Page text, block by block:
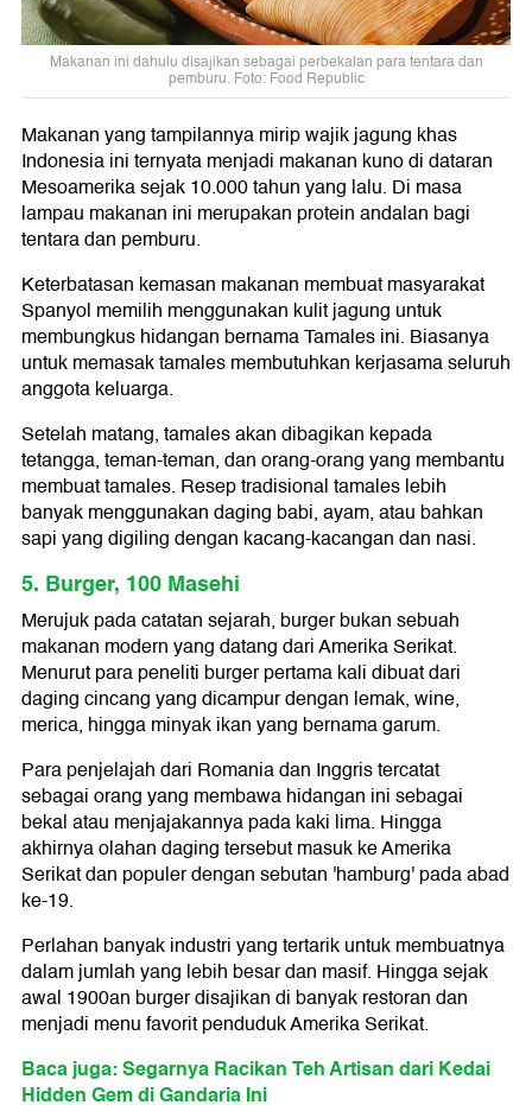
Makanan ini dahulu disajikan sebagai perbekalan para tentara dan
pemburu. Foto: Food Republic
Makanan yang tampilannya mirip wajik jagung khas
Indonesia ini ternyata menjadi makanan kuno di dataran
Mesoamerika sejak 10.000 tahun yang lalu. Di masa
lampau makanan ini merupakan protein andalan bagi
tentara dan pemburu.
Keterbatasan kemasan makanan membuat masyarakat
Spanyol memilih menggunakan kulit jagung untuk
membungkus hidangan bernama Tamales ini. Biasanya
untuk memasak tamales membutuhkan kerjasama seluruh
anggota keluarga.
Setelah matang, tamales akan dibagikan kepada
tetangga, teman-teman, dan orang-orang yang membantu
membuat tamales. Resep tradisional tamales lebih
banyak menggunakan daging babi, ayam, atau bahkan
sapi yang digiling dengan kacang-kacangan dan nasi.
5. Burger, 100 Masehi
Merujuk pada catatan sejarah, burger bukan sebuah
makanan modern yang datang dari Amerika Serikat.
Menurut para peneliti burger pertama kali dibuat dari
daging cincang yang dicampur dengan lemak, wine,
merica, hingga minyak ikan yang bernama garum.
Para penjelajah dari Romania dan Inggris tercatat
sebagai orang yang membawa hidangan ini sebagai
bekal atau menjajakannya pada kaki lima. Hingga
akhirnya olahan daging tersebut masuk ke Amerika
Serikat dan populer dengan sebutan 'hamburg' pada abad
ke-19.
Perlahan banyak industri yang tertarik untuk membuatnya
dalam jumlah yang lebih besar dan masif. Hingga sejak
awal 1900an burger disajikan di banyak restoran dan
menjadi menu favorit penduduk Amerika Serikat.
Baca juga: Segarnya Racikan Teh Artisan dari Kedai
Hidden Gem di Gandaria Ini